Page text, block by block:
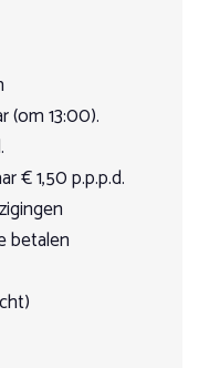
aankomstdag
lessen alleen in de
te boeken op
(om 13:00).
€ 1,50 p.p.p.d.
betalen